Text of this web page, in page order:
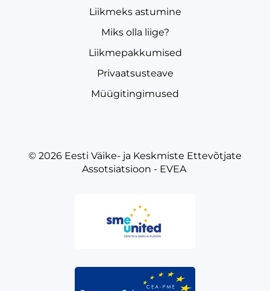
Liikmeks astumine
Miks olla liige?
Liikmepakkumised
Privaatsusteave
Müügitingimused
© 2026 Eesti Väike- ja Keskmiste Ettevõtjate
Assotsiatsioon - EVEA